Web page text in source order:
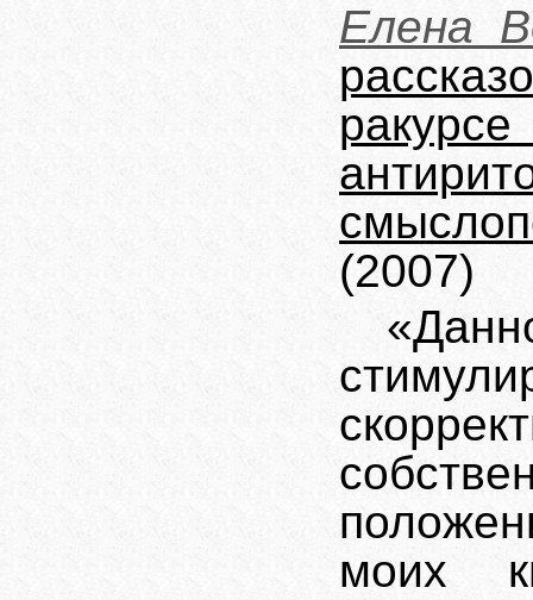
Елена
(2007)
моих